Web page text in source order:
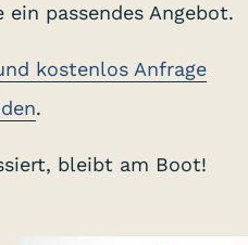
passendes Angebot.
kostenlos Anfrage
.
bleibt am Boot!